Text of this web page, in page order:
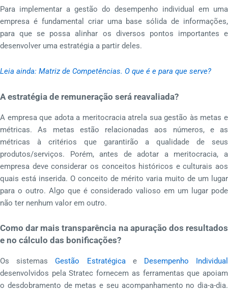
Para implementar a gestão do desempenho individual em uma
empresa é fundamental criar uma base sólida de informações,
para que se possa alinhar os diversos pontos importantes e
desenvolver uma estratégia a partir deles.
Leia ainda: Matriz de Competências. O que é e para que serve?
A estratégia de remuneração será reavaliada?
A empresa que adota a meritocracia atrela sua gestão às metas e
métricas. As metas estão relacionadas aos números, e as
métricas à critérios que garantirão a qualidade de seus
produtos/serviços. Porém, antes de adotar a meritocracia, a
empresa deve considerar os conceitos históricos e culturais aos
quais está inserida. O conceito de mérito varia muito de um lugar
para o outro. Algo que é considerado valioso em um lugar pode
não ter nenhum valor em outro.
Como dar mais transparência na apuração dos resultados
e no cálculo das bonificações?
Os sistemasGestão Estratégicae Desempenho Individual
desenvolvidos pela Stratec fornecem as ferramentas que apoiam
o desdobramento de metas e seu acompanhamento no dia-a-dia.